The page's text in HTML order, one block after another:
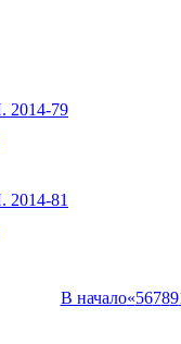
В начало«56789